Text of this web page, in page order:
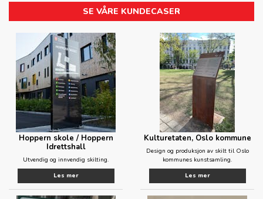
SE VÅRE KUNDECASER
Hoppern skole / Hoppern
Idrettshall
Utvendig og innvendig skilting.
Les mer
Kulturetaten, Oslo kommune
Design og produksjon av skilt til Oslo
kommunes kunstsamling.
Les mer